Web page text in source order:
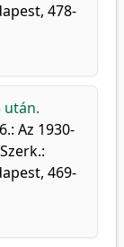
478-
után.
Az 1930-
469-